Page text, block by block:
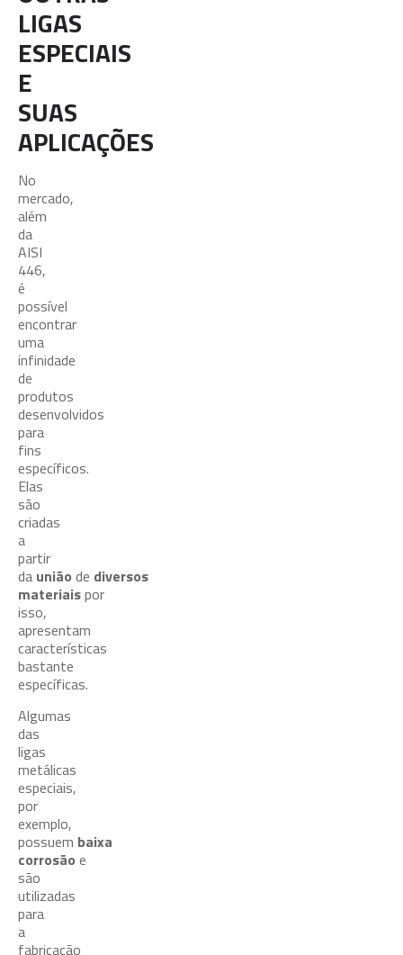
LIGAS
ESPECIAIS
E
SUAS
APLICAÇÕES
No
mercado,
além
da
AISI
446,
é
possível
encontrar
uma
infinidade
de
produtos
desenvolvidos
para
fins
específicos.
Elas
são
criadas
a
partir
da união de diversos
materiaispor
isso,
apresentam
características
bastante
específicas.
Algumas
das
ligas
metálicas
especiais,
por
exemplo,
possuem baixa
corrosão e
são
utilizadas
para
a
fabricação